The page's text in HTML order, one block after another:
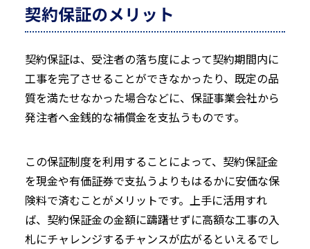
契約保証のメリット
契約保証は、受注者の落ち度によって契約期間内に
工事を完了させることができなかったり、既定の品
質を満たせなかった場合などに、保証事業会社から
発注者へ金銭的な補償金を支払うものです。
この保証制度を利用することによって、契約保証金
を現金や有価証券で支払うよりもはるかに安価な保
険料で済むことがメリットです。上手に活用すれ
ば、契約保証金の金額に躊躇せずに高額な工事の入
札にチャレンジするチャンスが広がるといえるでし